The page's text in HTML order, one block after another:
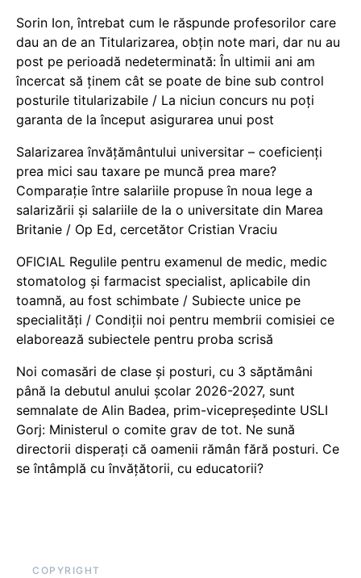
Sorin Ion, întrebat cum le răspunde profesorilor care
dau an de an Titularizarea, obțin note mari, dar nu au
post pe perioadă nedeterminată: În ultimii ani am
încercat să ținem cât se poate de bine sub control
posturile titularizabile / La niciun concurs nu poți
garanta de la început asigurarea unui post
Salarizarea învățământului universitar – coeficienți
prea mici sau taxare pe muncă prea mare?
Comparație între salariile propuse în noua lege a
salarizării și salariile de la o universitate din Marea
Britanie / Op Ed, cercetător Cristian Vraciu
OFICIAL Regulile pentru examenul de medic, medic
stomatolog și farmacist specialist, aplicabile din
toamnă, au fost schimbate / Subiecte unice pe
specialități / Condiții noi pentru membrii comisiei ce
elaborează subiectele pentru proba scrisă
Noi comasări de clase și posturi, cu 3 săptămâni
până la debutul anului școlar 2026-2027, sunt
semnalate de Alin Badea, prim-vicepreședinte USLI
Gorj: Ministerul o comite grav de tot. Ne sună
directorii disperați că oamenii rămân fără posturi. Ce
se întâmplă cu învățătorii, cu educatorii?
COPYRIGHT